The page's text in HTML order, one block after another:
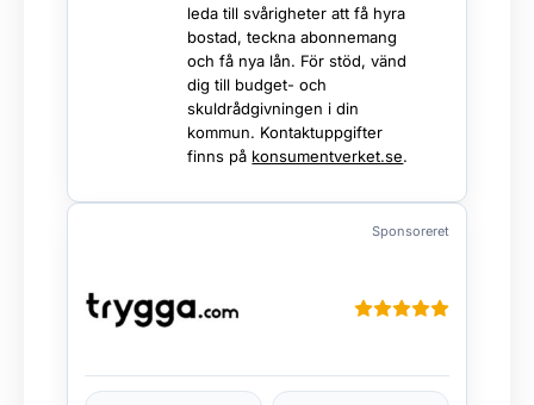
leda till svårigheter att få hyra
bostad, teckna abonnemang
och få nya lån. För stöd, vänd
dig till budget- och
skuldrådgivningen i din
kommun. Kontaktuppgifter
finns på konsumentverket.se.
Sponsoreret